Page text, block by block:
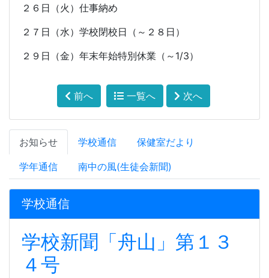
２６日（火）仕事納め
２７日（水）学校閉校日（～２８日）
２９日（金）年末年始特別休業（～ 1/3）
前へ 一覧へ 次へ
お知らせ 学校通信 保健室だより
学年通信 南中の風(生徒会新聞)
学校通信
学校新聞「舟山」第１３
４号